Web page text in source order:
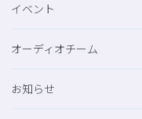
イベント
オーディオチーム
お知らせ